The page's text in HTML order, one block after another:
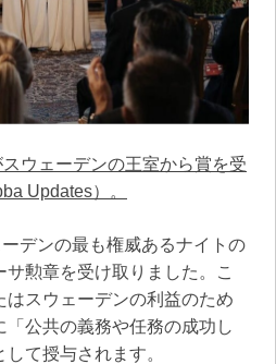
ウェーデンの王室から賞を受
Updates）。
デンの最も権威あるナイトの
勲章を受け取りました。こ
はスウェーデンの利益のため
公共の義務や任務の成功し
て授与されます。